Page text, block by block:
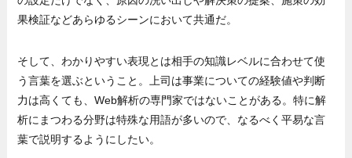
果検証などあらゆるシーンにおいて共通だ。
そして、わかりやすい表現とは相手の知識レベルに合わせて使
う言葉を選ぶということ。上司は事業についての経験値や判断
力は高くても、Web解析の専門家ではないことがある。特に解
析にまつわる分野は特殊な用語が多いので、なるべく平易な言
葉で説明するようにしたい。